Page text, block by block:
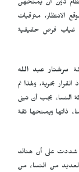
دون أن يمنحهن
الانتظار، مترقبات
غياب فرص حقيقية
سرشنار عبد الله
بحرية، ولهذا تم
النساء يجب أن تبنى
ذاتها ويمنحها ثقة
شددت على أن هناك
من النساء من